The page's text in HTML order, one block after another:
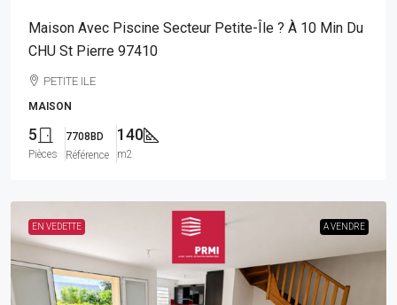
Maison Avec Piscine Secteur Petite-Île ? À 10 Min Du
CHU St Pierre 97410
PETITE ILE
MAISON
5
Pièces
7708BD
Référence
140
m2
EN VEDETTE A VENDRE